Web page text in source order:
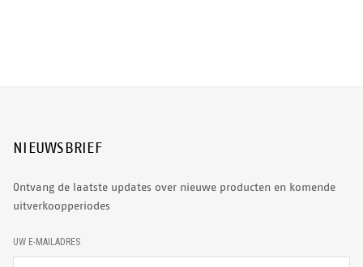
NIEUWSBRIEF
Ontvang de laatste updates over nieuwe producten en komende
uitverkoopperiodes
E
-
M
UW E-MAILADRES